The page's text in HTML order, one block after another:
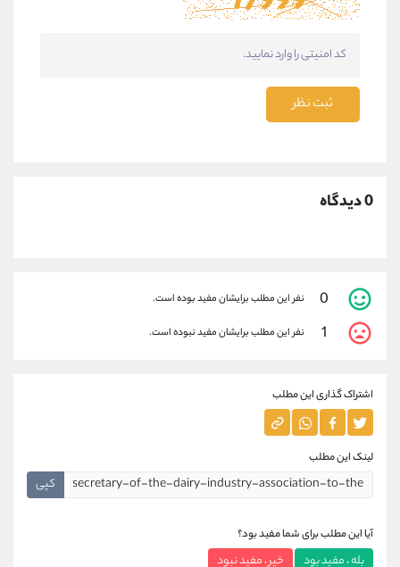
ثبت نظر
0 دیدگاه
0 نفر این مطلب برایشان مفید بوده است.
1 نفر این مطلب برایشان مفید نبوده است.
اشتراک گذاری این مطلب
لینک این مطلب
کپی
آیا این مطلب برای شما مفید بود؟
بله ، مفید بود خیر ، مفید نبود